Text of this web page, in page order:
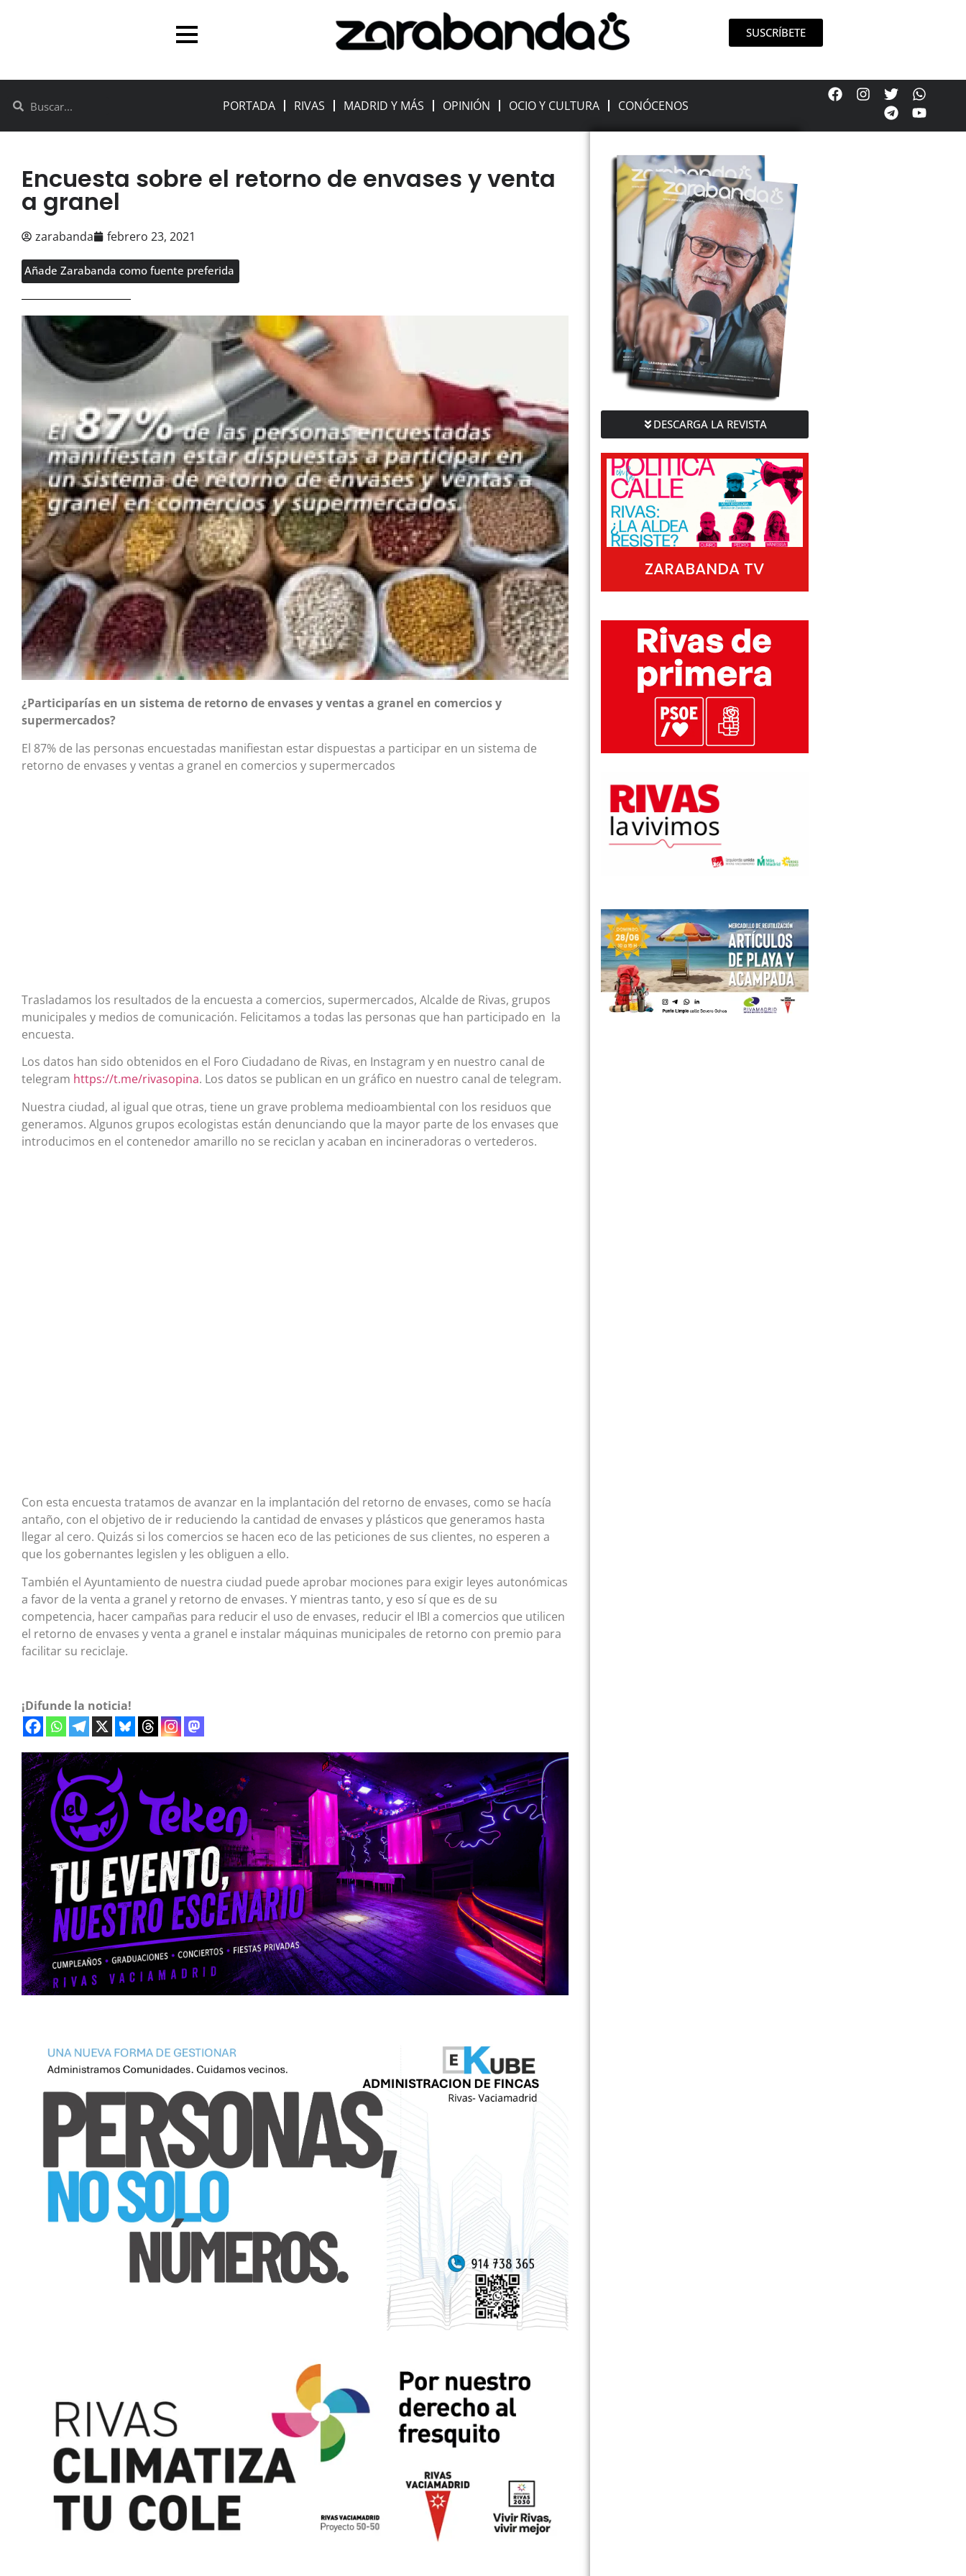
SUSCRÍBETE
PORTADA RIVAS MADRID Y MÁS OPINIÓN OCIO Y CULTURA CONÓCENOS
Encuesta sobre el retorno de envases y venta
a granel
zarabanda febrero 23, 2021
Añade Zarabanda como fuente preferida
¿Participarías en un sistema de retorno de envases y ventas a granel en comercios y
supermercados?
El 87% de las personas encuestadas manifiestan estar dispuestas a participar en un sistema de
retorno de envases y ventas a granel en comercios y supermercados
Trasladamos los resultados de la encuesta a comercios, supermercados, Alcalde de Rivas, grupos
municipales y medios de comunicación. Felicitamos a todas las personas que han participado en la
encuesta.
Los datos han sido obtenidos en el Foro Ciudadano de Rivas, en Instagram y en nuestro canal de
telegram https://t.me/rivasopina. Los datos se publican en un gráfico en nuestro canal de telegram.
Nuestra ciudad, al igual que otras, tiene un grave problema medioambiental con los residuos que
generamos. Algunos grupos ecologistas están denunciando que la mayor parte de los envases que
introducimos en el contenedor amarillo no se reciclan y acaban en incineradoras o vertederos.
Con esta encuesta tratamos de avanzar en la implantación del retorno de envases, como se hacía
antaño, con el objetivo de ir reduciendo la cantidad de envases y plásticos que generamos hasta
llegar al cero. Quizás si los comercios se hacen eco de las peticiones de sus clientes, no esperen a
que los gobernantes legislen y les obliguen a ello.
También el Ayuntamiento de nuestra ciudad puede aprobar mociones para exigir leyes autonómicas
a favor de la venta a granel y retorno de envases. Y mientras tanto, y eso sí que es de su
competencia, hacer campañas para reducir el uso de envases, reducir el IBI a comercios que utilicen
el retorno de envases y venta a granel e instalar máquinas municipales de retorno con premio para
facilitar su reciclaje.
¡Difunde la noticia!
DESCARGA LA REVISTA
ZARABANDA TV